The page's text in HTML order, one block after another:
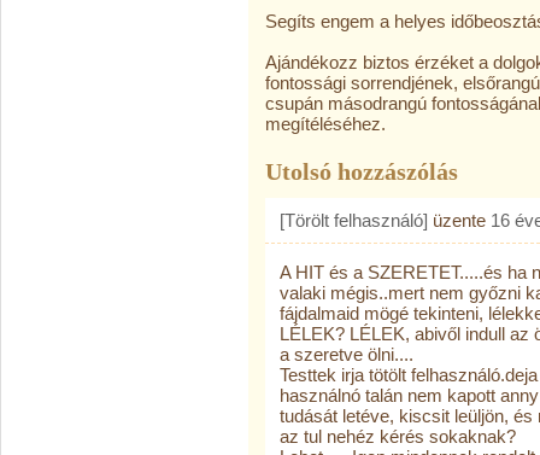
Segíts engem a helyes
Ajándékozz biztos érzéket a
fontossági sorrendjének,
csupán másodrangú
megítéléséhez.
Utolsó hozzászólás
[Törölt felhasználó] üzente 16
A HIT és a SZERETET.....és ha
valaki mégis..mert nem győzni
fájdalmaid mögé tekinteni,
LÉLEK? LÉLEK, abivől indull
a szeretve ölni....
Testtek irja tötölt
használnó talán nem kapott
tudását letéve, kiscsit leüljön,
az tul nehéz kérés sokaknak?